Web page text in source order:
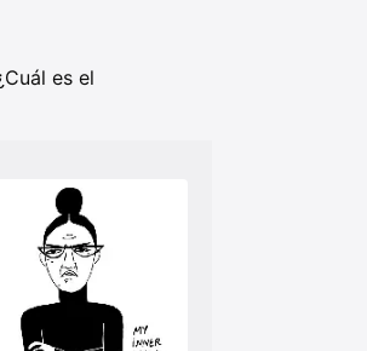
es el